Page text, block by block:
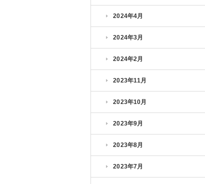
2024年4月
2024年3月
2024年2月
2023年11月
2023年10月
2023年9月
2023年8月
2023年7月